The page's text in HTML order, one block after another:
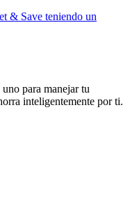
& Save teniendo un
para manejar tu
inteligentemente por ti.